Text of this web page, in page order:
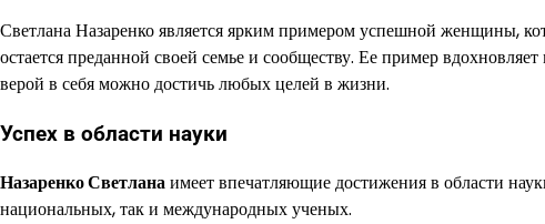
Светлана Назаренко является ярким примером успешной женщины,
остается преданной своей семье и сообществу. Ее пример
верой в себя можно достичь любых целей в жизни.
Успех в области науки
Назаренко Светланаимеет впечатляющие достижения в области
национальных, так и международных ученых.